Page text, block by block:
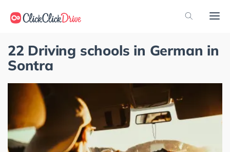
22 Driving schools in German in
Sontra